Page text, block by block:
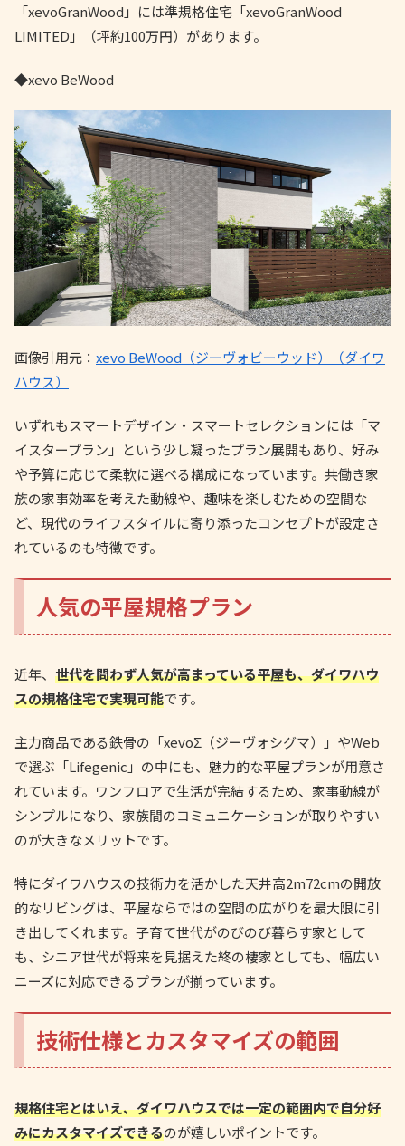
「xevoGranWood」には準規格住宅「xevoGranWood
LIMITED」（坪約100万円）があります。
◆xevo BeWood
画像引用元： xevo BeWood（ジーヴォビーウッド）（ダイワ
ハウス）
いずれもスマートデザイン・スマートセレクションには「マ
イスタープラン」という少し凝ったプラン展開もあり、好み
や予算に応じて柔軟に選べる構成になっています。共働き家
族の家事効率を考えた動線や、趣味を楽しむための空間な
ど、現代のライフスタイルに寄り添ったコンセプトが設定さ
れているのも特徴です。
人気の平屋規格プラン
近年、 世代を問わず人気が高まっている平屋も、ダイワハウ
スの規格住宅で実現可能です。
主力商品である鉄骨の「xevoΣ（ジーヴォシグマ）」やWeb
で選ぶ「Lifegenic」の中にも、魅力的な平屋プランが用意さ
れています。ワンフロアで生活が完結するため、家事動線が
シンプルになり、家族間のコミュニケーションが取りやすい
のが大きなメリットです。
特にダイワハウスの技術力を活かした天井高2m72cmの開放
的なリビングは、平屋ならではの空間の広がりを最大限に引
き出してくれます。子育て世代がのびのび暮らす家として
も、シニア世代が将来を見据えた終の棲家としても、幅広い
ニーズに対応できるプランが揃っています。
技術仕様とカスタマイズの範囲
規格住宅とはいえ、ダイワハウスでは一定の範囲内で自分好
みにカスタマイズできるのが嬉しいポイントです。